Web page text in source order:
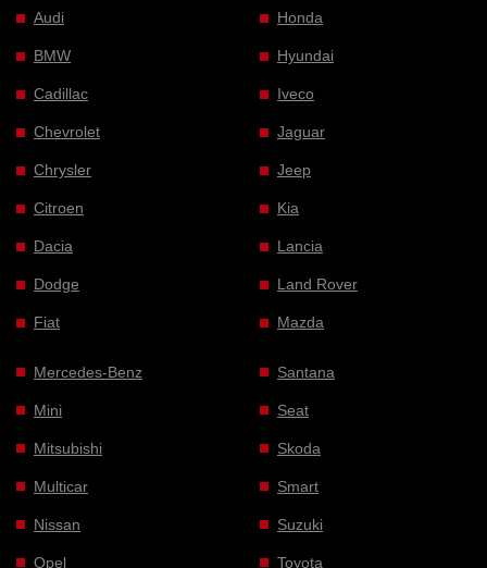
Audi
BMW
Cadillac
Chevrolet
Chrysler
Citroen
Dacia
Dodge
Fiat
Honda
Hyundai
Iveco
Jaguar
Jeep
Kia
Lancia
Land Rover
Mazda
Mercedes-Benz
Mini
Mitsubishi
Multicar
Nissan
Opel
Santana
Seat
Skoda
Smart
Suzuki
Toyota